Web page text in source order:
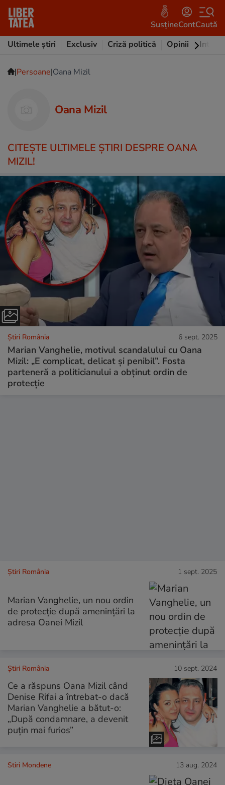
SusțineContCaută
Ultimele știri
Exclusiv Criză politică Opinii
|Persoane|Oana Mizil
Oana Mizil
CITEŞTE ULTIMELE ŞTIRI DESPRE OANA
MIZIL!
Știri România 6 sept. 2025
Marian Vanghelie, motivul scandalului cu Oana
Mizil: „E complicat, delicat și penibil”. Fosta
parteneră a politicianului a obținut ordin de
protecție
Știri România 1 sept. 2025
Marian Vanghelie, un nou ordin
de protecție după amenințări la
adresa Oanei Mizil
Știri România 10 sept. 2024
Ce a răspuns Oana Mizil când
Denise Rifai a întrebat-o dacă
Marian Vanghelie a bătut-o:
„După condamnare, a devenit
puțin mai furios”
Stiri Mondene 13 aug. 2024